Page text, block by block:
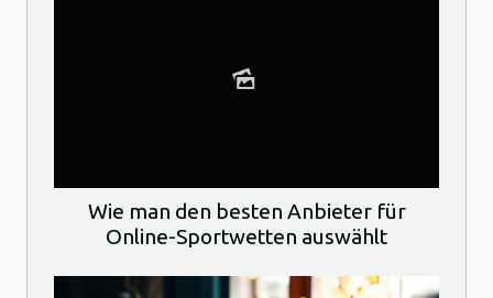
Wie man den besten Anbieter für
Online-Sportwetten auswählt